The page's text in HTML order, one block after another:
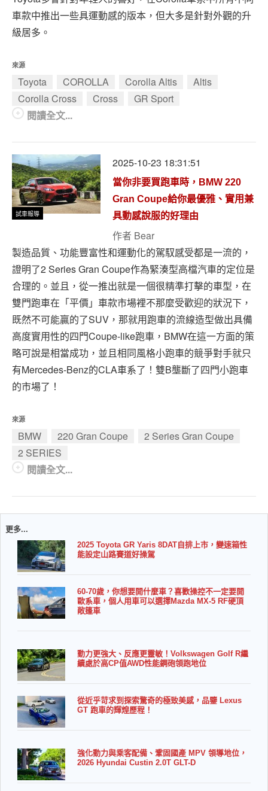
車款中推出一些具運動感的版本，但大多是針對外觀的升
級居多。
來源
Toyota COROLLA Corolla Altis
Altis
Corolla Cross
Cross
GR Sport
閱讀全文...
試車報導
2025-10-23 18:31:51
當你非要買跑車時，BMW 220
Gran Coupe給你最優雅、實用兼
具動感說服的好理由
作者 Bear
製造品質、功能豐富性和運動化的駕馭感受都是一流的，
證明了2 Series Gran Coupe作為緊湊型高檔汽車的定位是
合理的。並且，從一推出就是一個很精準打擊的車型，在
雙門跑車在「平價」車款市場裡不那麼受歡迎的狀況下，
既然不可能贏的了SUV，那就用跑車的流線造型做出具備
高度實用性的四門Coupe-like跑車，BMW在這一方面的策
略可說是相當成功，並且相同風格小跑車的競爭對手就只
有Mercedes-Benz的CLA車系了！雙B壟斷了四門小跑車
的市場了！
來源
BMW 220 Gran Coupe
2 Series Gran Coupe
2 SERIES
閱讀全文...
更多...
2025 Toyota GR Yaris 8DAT自排上市，變速箱性
能設定山路賽道好操駕
60-70歲，你想要開什麼車？喜歡操控不一定要開
歐系車，個人用車可以選擇Mazda MX-5 RF硬頂
敞篷車
動力更強大、反應更靈敏！Volkswagen Golf R繼
續處於高CP值AWD性能鋼砲領跑地位
從近乎苛求到探索驚奇的極致美感，品鑒 Lexus
GT 跑車的輝煌歷程！
強化動力與乘客配備、鞏固國產 MPV 領導地位，
2026 Hyundai Custin 2.0T GLT-D